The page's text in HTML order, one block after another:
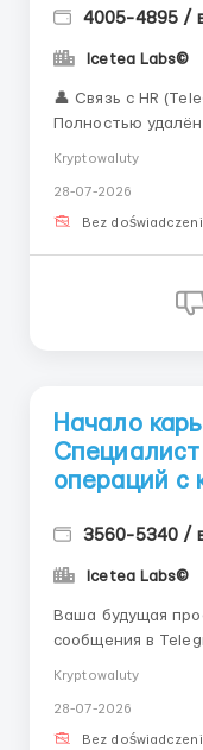
4005-4895 /
Icetea Labs©
👤 Связь с HR
Полностью удалённо Опыт: Не требуется —
криптоиндустрии
Это целый мир
Kryptowaluty
28-07-2026
Bez
Начало
Специалист
операций с
3560-5340 /
Icetea Labs©
Ваша будущая
сообщения в
пути. Технологии + финансы: Современные
финансовые
Kryptowaluty
28-07-2026
Bez